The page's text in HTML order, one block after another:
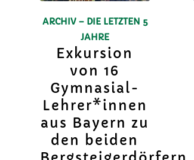
ARCHIV – DIE LETZTEN 5
JAHRE
Exkursion
von 16
Gymnasial-
Lehrer*innen
aus Bayern zu
den beiden